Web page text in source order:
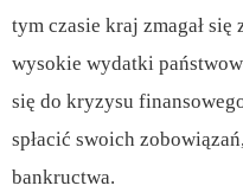
tym czasie kraj zmagał
wysokie wydatki
się do kryzysu
spłacić swoich
bankructwa.